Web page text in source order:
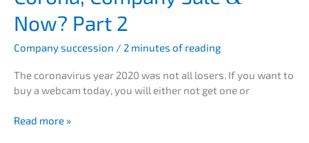
neh­
mens­
grün­
der
Now? Part 2
Compa­ny succes­si­on / 2 minutes of reading
The corona­vi­rus year 2020 was not all losers. If you want to
buy a webcam today, you will either not get one or
Corona,
Read more »